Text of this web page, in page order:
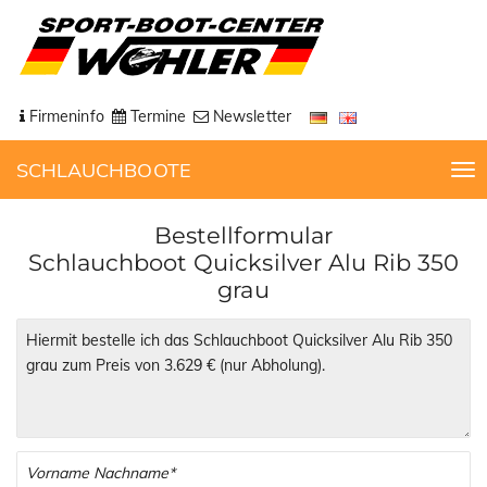
Firmeninfo Termine Newsletter
SCHLAUCHBOOTE
T
o
n
a
Bestellformular
Schlauchboot Quicksilver Alu Rib 350
grau